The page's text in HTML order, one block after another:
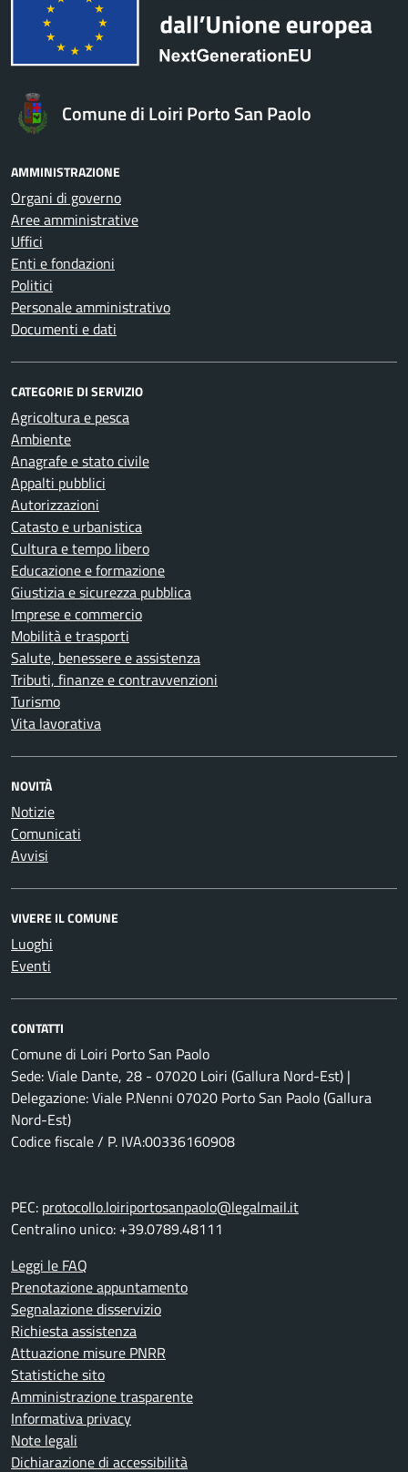
Comune di Loiri Porto San Paolo
AMMINISTRAZIONE
Organi di governo
Aree amministrative
Uffici
Enti e fondazioni
Politici
Personale amministrativo
Documenti e dati
CATEGORIE DI SERVIZIO
Agricoltura e pesca
Ambiente
Anagrafe e stato civile
Appalti pubblici
Autorizzazioni
Catasto e urbanistica
Cultura e tempo libero
Educazione e formazione
Giustizia e sicurezza pubblica
Imprese e commercio
Mobilità e trasporti
Salute, benessere e assistenza
Tributi, finanze e contravvenzioni
Turismo
Vita lavorativa
NOVITÀ
Notizie
Comunicati
Avvisi
VIVERE IL COMUNE
Luoghi
Eventi
CONTATTI
Comune di Loiri Porto San Paolo
Sede: Viale Dante, 28 - 07020 Loiri (Gallura Nord-Est) |
Delegazione: Viale P.Nenni 07020 Porto San Paolo (Gallura
Nord-Est)
Codice fiscale / P. IVA:00336160908
PEC: protocollo.loiriportosanpaolo@legalmail.it
Centralino unico: +39.0789.48111
Leggi le FAQ
Prenotazione appuntamento
Segnalazione disservizio
Richiesta assistenza
Attuazione misure PNRR
Statistiche sito
Amministrazione trasparente
Informativa privacy
Note legali
Dichiarazione di accessibilità